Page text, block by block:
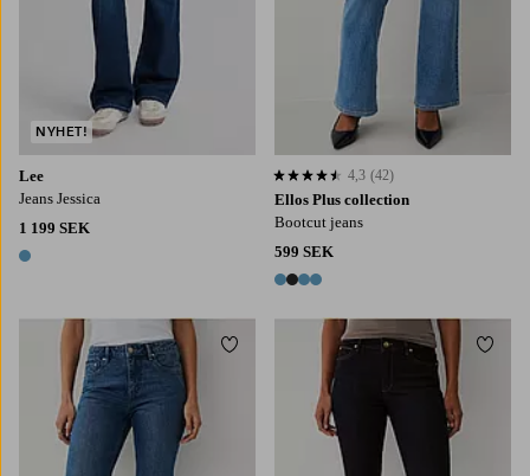
Lee
Jeans Jessica
1 199 SEK
1 färg
NYHET!
Ellos Plus collection
Bootcut jeans
599 SEK
4 färger
4,3 baserat på 42 st betyg
4,3 (42)
Lägg till i favoriter